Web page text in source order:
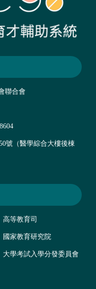
聯合會
號（醫學綜合大樓後棟
高等教育司
國家教育研究院
大學考試入學分發委員會